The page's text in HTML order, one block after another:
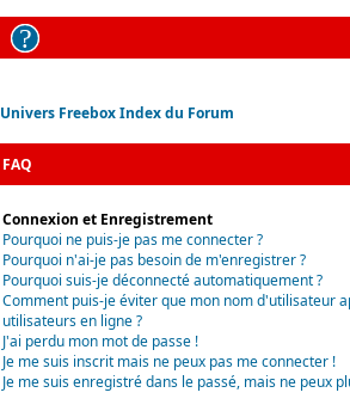
Univers Freebox Index du Forum
FAQ
Connexion et Enregistrement
Pourquoi ne puis-je pas me connecter ?
Pourquoi n'ai-je pas besoin de m'enregistrer ?
Pourquoi suis-je déconnecté automatiquement ?
Comment puis-je éviter que mon nom d'utilisateur
utilisateurs en ligne ?
J'ai perdu mon mot de passe !
Je me suis inscrit mais ne peux pas me connecter !
Je me suis enregistré dans le passé, mais ne peux